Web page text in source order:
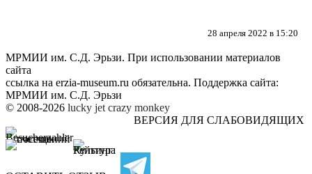
28 апреля 2022 в 15:20
МРМИИ им. С.Д. Эрьзи. При использовании материалов
сайта
ссылка на erzia-museum.ru обязательна. Поддержка сайта:
МРМИИ им. С.Д. Эрьзи
© 2008-2026 lucky jet crazy monkey
ВЕРСИЯ ДЛЯ СЛАБОВИДЯЩИХ